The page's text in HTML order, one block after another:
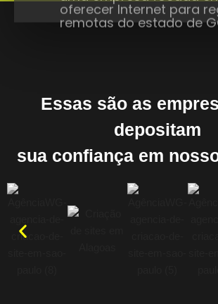
Essas são as
depositam
sua confiança em